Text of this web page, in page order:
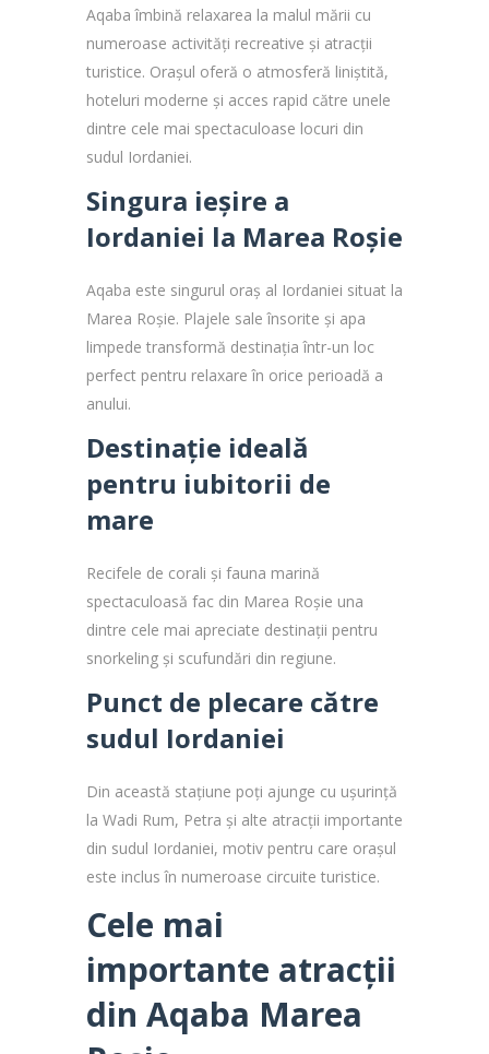
Aqaba îmbină relaxarea la malul mării cu
numeroase activități recreative și atracții
turistice. Orașul oferă o atmosferă liniștită,
hoteluri moderne și acces rapid către unele
dintre cele mai spectaculoase locuri din
sudul Iordaniei.
Singura ieșire a
Iordaniei la Marea Roșie
Aqaba este singurul oraș al Iordaniei situat la
Marea Roșie. Plajele sale însorite și apa
limpede transformă destinația într-un loc
perfect pentru relaxare în orice perioadă a
anului.
Destinație ideală
pentru iubitorii de
mare
Recifele de corali și fauna marină
spectaculoasă fac din Marea Roșie una
dintre cele mai apreciate destinații pentru
snorkeling și scufundări din regiune.
Punct de plecare către
sudul Iordaniei
Din această staţiune poți ajunge cu ușurință
la Wadi Rum, Petra și alte atracții importante
din sudul Iordaniei, motiv pentru care orașul
este inclus în numeroase circuite turistice.
Cele mai
importante atracții
din Aqaba Marea